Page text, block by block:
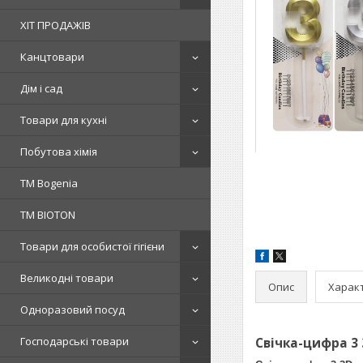
ХІТ ПРОДАЖІВ
Канцтовари
Дім і сад
Товари для кухні
Побутова хімія
ТМ Bogenia
ТМ BIOTON
Товари для особистої гігієни
Великодні товари
Одноразовий посуд
Господарські товари
Опис
Свічка-цифра 3